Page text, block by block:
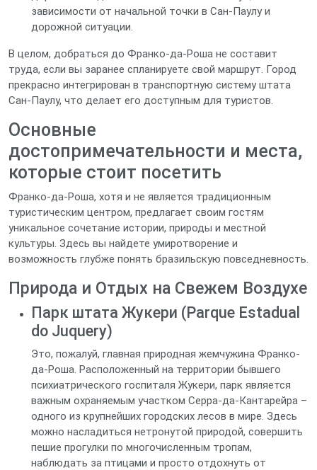
зависимости от начальной точки в Сан-Паулу и
дорожной ситуации.
В целом, добраться до Франко-да-Роша не составит
труда, если вы заранее спланируете свой маршрут. Город
прекрасно интегрирован в транспортную систему штата
Сан-Паулу, что делает его доступным для туристов.
Основные
достопримечательности и места,
которые стоит посетить
Франко-да-Роша, хотя и не является традиционным
туристическим центром, предлагает своим гостям
уникальное сочетание истории, природы и местной
культуры. Здесь вы найдете умиротворение и
возможность глубже понять бразильскую повседневность.
Природа и Отдых на Свежем Воздухе
Парк штата Жукери (Parque Estadual
do Juquery)
Это, пожалуй, главная природная жемчужина Франко-
да-Роша. Расположенный на территории бывшего
психиатрического госпиталя Жукери, парк является
важным охраняемым участком Серра-да-Кантарейра –
одного из крупнейших городских лесов в мире. Здесь
можно насладиться нетронутой природой, совершить
пешие прогулки по многочисленным тропам,
наблюдать за птицами и просто отдохнуть от